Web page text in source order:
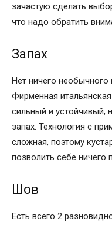
зачастую сделать
что надо обратить
Запах
Нет ничего необычного
Фирменная
сильный и устойчивый,
запах. Технология с
сложная, поэтому
позволить себе ничего
Шов
Есть всего 2